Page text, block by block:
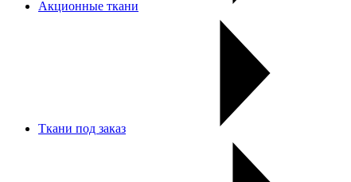
Акционные ткани
Ткани под заказ